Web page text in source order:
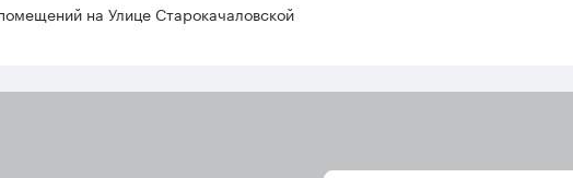
на Улице Старокачаловской